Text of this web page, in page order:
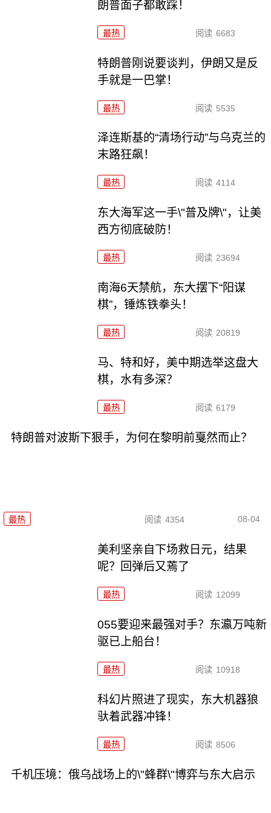
朗普面子都敢踩！
最热 阅读 6683
特朗普刚说要谈判，伊朗又是反
手就是一巴掌！
最热 阅读 5535
泽连斯基的“清场行动”与乌克兰的
末路狂飙！
最热 阅读 4114
东大海军这一手\"普及牌\"，让美
西方彻底破防！
最热 阅读 23694
南海6天禁航，东大摆下“阳谋
棋”，锤炼铁拳头！
最热 阅读 20819
马、特和好，美中期选举这盘大
棋，水有多深？
最热 阅读 6179
特朗普对波斯下狠手，为何在黎明前戛然而止？
最热 阅读 4354 08-04
美利坚亲自下场救日元，结果
呢？回弹后又蔫了
最热 阅读 12099
055要迎来最强对手？东瀛万吨新
驱已上船台！
最热 阅读 10918
科幻片照进了现实，东大机器狼
驮着武器冲锋！
最热 阅读 8506
千机压境：俄乌战场上的\"蜂群\"博弈与东大启示